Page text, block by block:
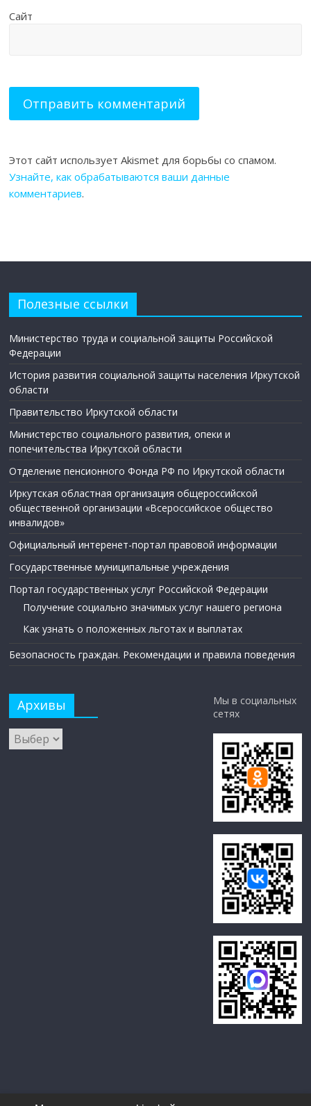
Сайт
Этот сайт использует Akismet для борьбы со спамом.
Узнайте, как обрабатываются ваши данные
комментариев.
Полезные ссылки
Министерство труда и социальной защиты Российской
Федерации
История развития социальной защиты населения Иркутской
области
Правительство Иркутской области
Министерство социального развития, опеки и
попечительства Иркутской области
Отделение пенсионного Фонда РФ по Иркутской области
Иркутская областная организация общероссийской
общественной организации «Всероссийское общество
инвалидов»
Официальный интеренет-портал правовой информации
Государственные муниципальные учреждения
Портал государственных услуг Российской Федерации
Получение социально значимых услуг нашего региона
Как узнать о положенных льготах и выплатах
Безопасность граждан. Рекомендации и правила поведения
Архивы
Мы в социальных
сетях